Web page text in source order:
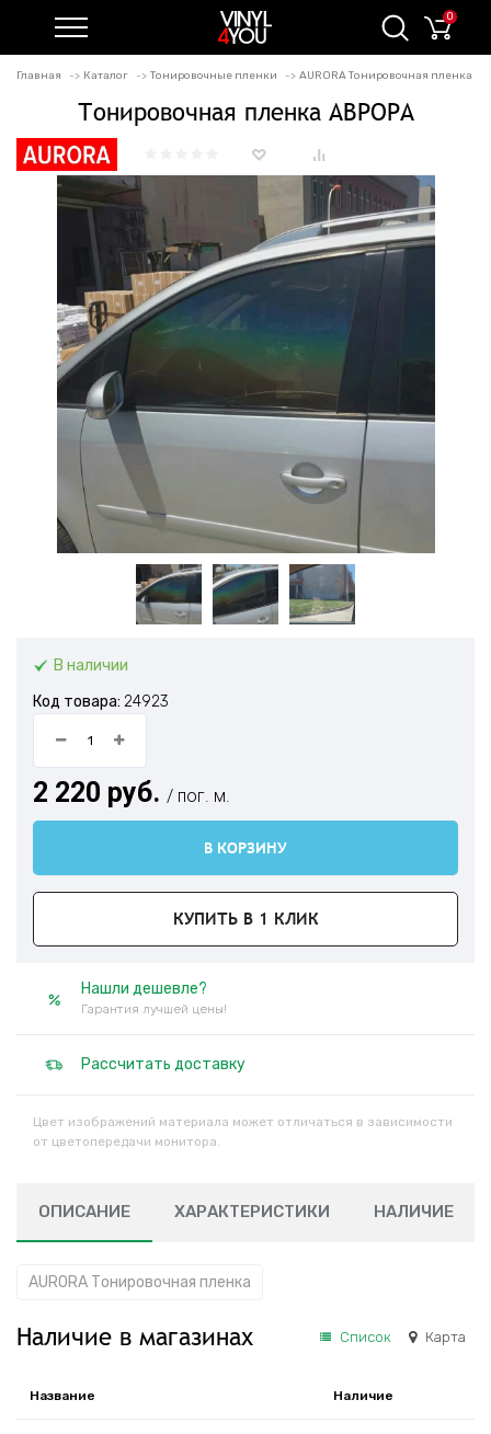
0
Главная Каталог Тонировочные пленки AURORA Тонировочная пленка
Тонировочная пленка АВРОРА
В наличии
Код товара: 24923
2 220 руб. / пог. м.
В КОРЗИНУ
КУПИТЬ В 1 КЛИК
Нашли дешевле?
Гарантия лучшей цены!
Рассчитать доставку
Цвет изображений материала может отличаться в зависимости
от цветопередачи монитора.
ОПИСАНИЕ ХАРАКТЕРИСТИКИ НАЛИЧИЕ
AURORA Тонировочная пленка
Наличие в магазинах Список Карта
Название Наличие